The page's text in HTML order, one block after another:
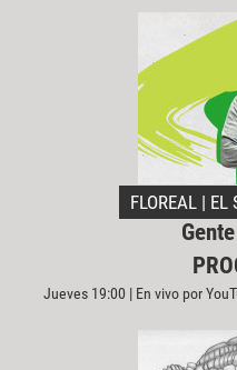
FLOREAL | EL
Jueves 19:00 | En vivo por